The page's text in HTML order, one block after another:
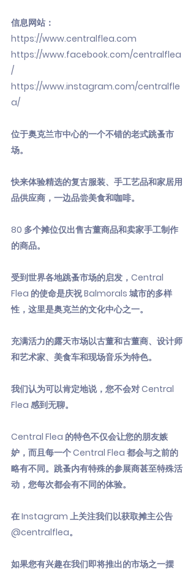
信息网站：
https://www.centralflea.com
https://www.facebook.com/centralflea
/
https://www.instagram.com/centralfle
a/
位于奥克兰市中心的一个不错的老式跳蚤市
场。
快来体验精选的复古服装、手工艺品和家居用
品供应商，一边品尝美食和咖啡。
80 多个摊位仅出售古董商品和卖家手工制作
的商品。
受到世界各地跳蚤市场的启发，Central
Flea 的使命是庆祝 Balmorals 城市的多样
性，这里是奥克兰的文化中心之一。
充满活力的露天市场以古董和古董商、设计师
和艺术家、美食车和现场音乐为特色。
我们认为可以肯定地说，您不会对 Central
Flea 感到无聊。
Central Flea 的特色不仅会让您的朋友嫉
妒，而且每一个 Central Flea 都会与之前的
略有不同。跳蚤内有特殊的参展商甚至特殊活
动，您每次都会有不同的体验。
在 Instagram 上关注我们以获取摊主公告
@centralflea。
如果您有兴趣在我们即将推出的市场之一摆